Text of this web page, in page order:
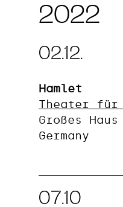
2022
02.12.
Hamlet
Theater für
Großes
Germany
07.10